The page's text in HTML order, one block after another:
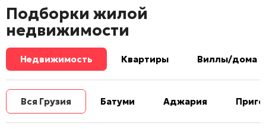
Подборки жилой
недвижимости
Недвижимость Квартиры Виллы/дома
Вся Грузия Батуми Аджария